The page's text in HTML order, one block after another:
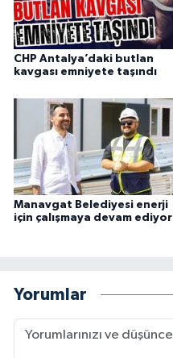
CHP Antalya’daki butlan
kavgası emniyete taşındı
Manavgat Belediyesi enerji
için çalışmaya devam ediyor
Yorumlar